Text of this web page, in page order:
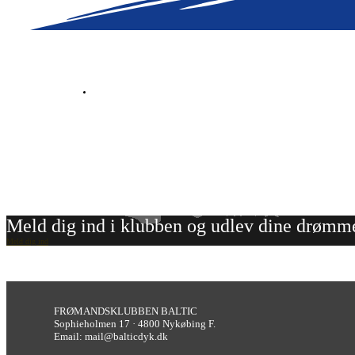
Meld dig ind i klubben og udlev dine
Meld dig ind
FRØMANDSKLUBBEN BALTIC
Sophieholmen 17 · 4800 Nykøbing F.
Email: mail@balticdyk.dk